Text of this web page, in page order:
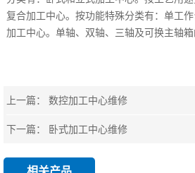
复合加工中心。按功能特殊分类有：单工
加工中心。单轴、双轴、三轴及可换主轴箱
上一篇：数控加工中心维修
下一篇： 卧式加工中心维修